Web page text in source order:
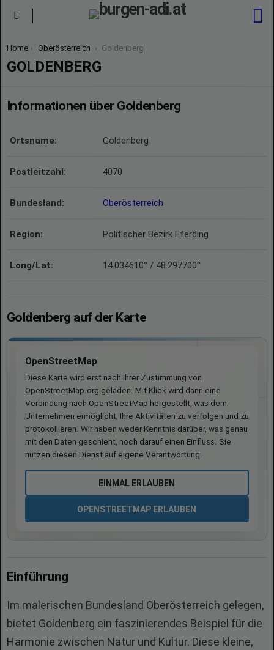
You are here:
Home Oberösterreich Goldenberg
GOLDENBERG
Informationen über Goldenberg
Ortsname: Goldenberg
Postleitzahl: 4070
Bundesland: Oberösterreich
Region: Politischer Bezirk Eferding
Long/Lat: 14.034610° / 48.297700°
Goldenberg auf der Karte
OpenStreetMap
Diese Karte wird erst nach Ihrer Zustimmung von
OpenStreetMap.org geladen. Mit Klick wird dann eine
Verbindung nach OpenStreetMap hergestellt, was dem
Unternehmen ermöglicht, Ihre Aktivitäten zu verfolgen und zu
protokollieren. Wir haben weder Kenntnis darüber, was genau
mit den Daten geschieht, noch darauf einen Einfluss. Sie
nutzen diesen Dienst auf eigene Verantwortung.
EINMAL ERLAUBEN
OPENSTREETMAP ERLAUBEN
Einführung
Im malerischen Bundesland Oberösterreich gelegen,
bietet Goldenberg ein faszinierendes Beispiel für die
Harmonie zwischen Natur und Kultur. Diese kleine,